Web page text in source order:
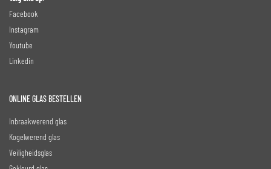
Facebook
Instagram
Youtube
Linkedin
ONLINE GLAS BESTELLEN
Inbraakwerend glas
Kogelwerend glas
Veiligheidsglas